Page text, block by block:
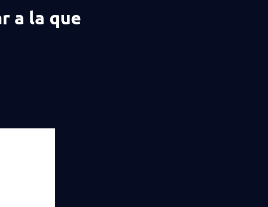
a la que